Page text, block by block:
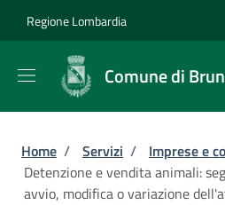
Regione Lombardia
Comune di
Briciole di pane
Home / Servizi / Imprese e
Detenzione e vendita animali:
avvio, modifica o variazione